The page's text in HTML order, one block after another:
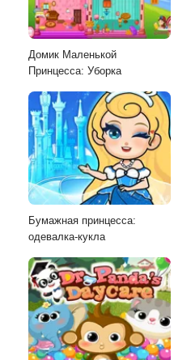
Домик Маленькой
Принцесса: Уборка
Бумажная принцесса:
одевалка-кукла